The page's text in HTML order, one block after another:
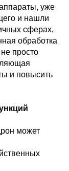
уже
и нашли
сферах,
обработка
просто
и повысить
может